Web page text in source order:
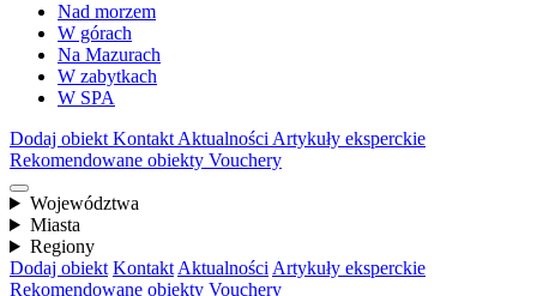
Nad morzem
W górach
Na Mazurach
W zabytkach
W SPA
Dodaj obiekt Kontakt Aktualności Artykuły eksperckie
Rekomendowane obiekty Vouchery
Województwa
Miasta
Regiony
Dodaj obiekt Kontakt Aktualności Artykuły eksperckie
Rekomendowane obiekty Vouchery